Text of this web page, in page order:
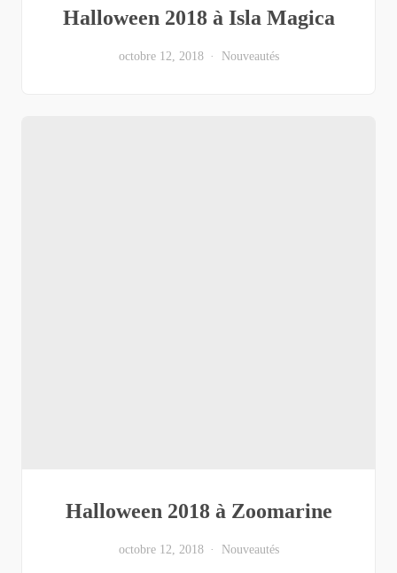
Halloween 2018 à Isla Magica
octobre 12, 2018 Nouveautés
Halloween 2018 à Zoomarine
octobre 12, 2018 Nouveautés